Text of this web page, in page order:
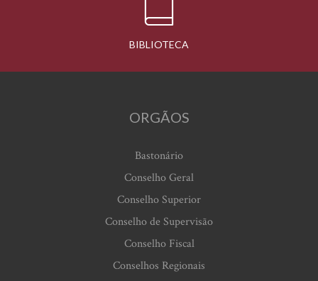
BIBLIOTECA
ORGÃOS
Bastonário
Conselho Geral
Conselho Superior
Conselho de Supervisão
Conselho Fiscal
Conselhos Regionais